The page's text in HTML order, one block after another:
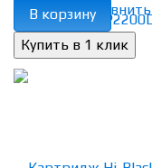
избранное сравнить
В корзину